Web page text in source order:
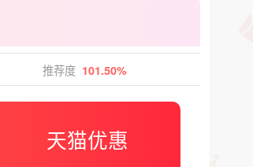
推荐度 101.50%
天猫优惠